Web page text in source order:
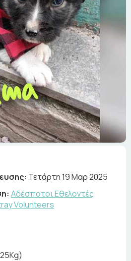
Τετάρτη 19 Μαρ 2025
Αδέσποτοι Εθελοντές
Volunteers